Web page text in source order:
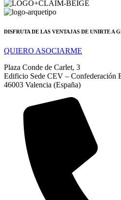
DISFRUTA DE LAS VENTAJAS DE UNIRTE A
QUIERO ASOCIARME
Plaza Conde de Carlet, 3
Edificio Sede CEV – Confederación
46003 Valencia (España)